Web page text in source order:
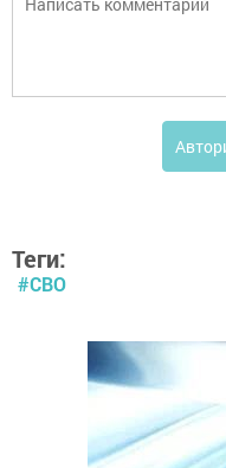
Теги:
#СВО